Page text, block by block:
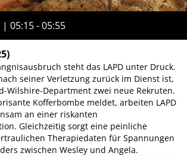
| 05:15 - 05:55
steht das LAPD unter Druck.
seiner Verletzung zurück im Dienst ist,
Wilshire-Department zwei neue Rekruten.
Kofferbombe meldet, arbeiten LAPD
an einer riskanten
Gleichzeitig sorgt eine peinliche
Therapiedaten für Spannungen
zwischen Wesley und Angela.